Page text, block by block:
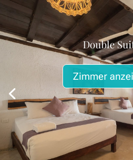
Double
Zimmer